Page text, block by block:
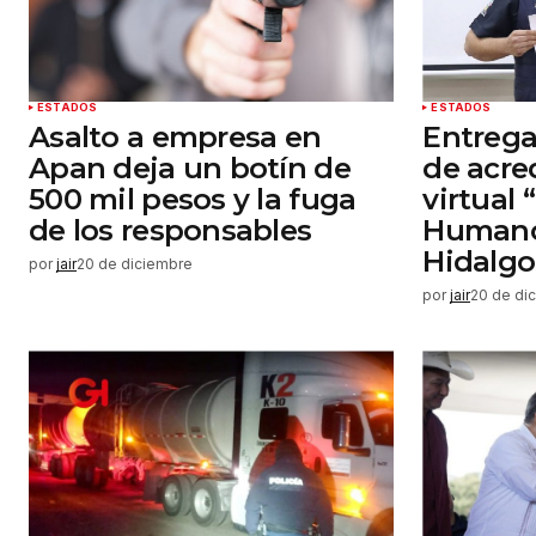
Enviar comentario
ESTADOS
Asalto a empresa en
Apan deja un botín de
500 mil pesos y la fuga
de los responsables
por jair20 de diciembre
ESTADOS
de
virtual
Hidalgo
por jair20 de